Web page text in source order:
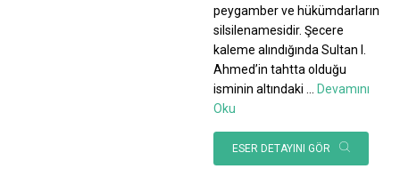
peygamber ve hükümdarların
silsilenamesidir. Şecere
kaleme alındığında Sultan I.
Ahmed’in tahtta olduğu
isminin altındaki
Devamını
Oku
ESER DETAYINI GÖR